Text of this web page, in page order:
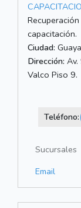
capacitación.
Ciudad:
Dirección:
Valco Piso 9.
Teléfono:
Sucursales
Email